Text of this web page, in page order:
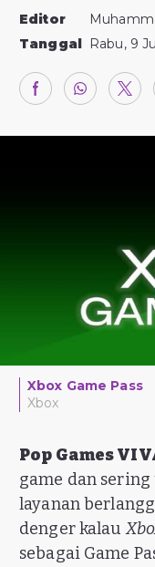
Editor
Tanggal Rabu, 9
Xbox Game Pass
Xbox
Pop Games
game dan
layanan
denger kalau
sebagai Game